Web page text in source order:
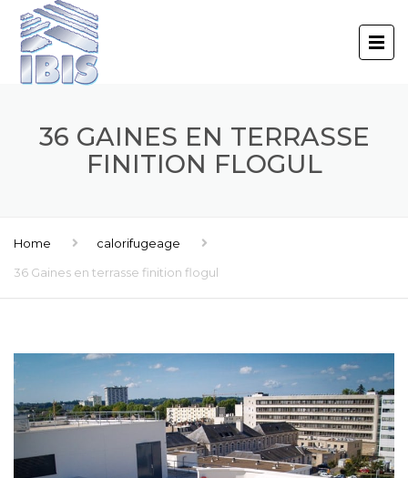
36 GAINES EN TERRASSE
FINITION FLOGUL
Home
calorifugeage
36 Gaines en terrasse finition flogul